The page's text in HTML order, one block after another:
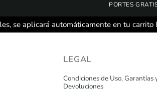
PORTES
se aplicará automáticamente en tu
LEGAL
Condiciones de Uso, Garantías
Devoluciones